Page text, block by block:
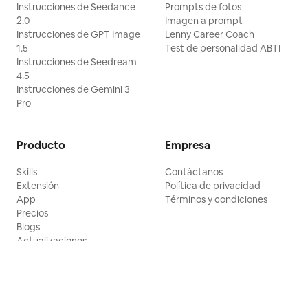
Instrucciones de Seedance
2.0
Instrucciones de GPT Image
1.5
Instrucciones de Seedream
4.5
Instrucciones de Gemini 3
Pro
Prompts de fotos
Imagen a prompt
Lenny Career Coach
Test de personalidad ABTI
Producto
Skills
Extensión
App
Precios
Blogs
Actualizaciones
Empresa
Contáctanos
Política de privacidad
Términos y condiciones